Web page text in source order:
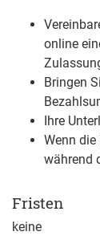
online
Bringen
Ihre
Wenn
während
Fristen
keine